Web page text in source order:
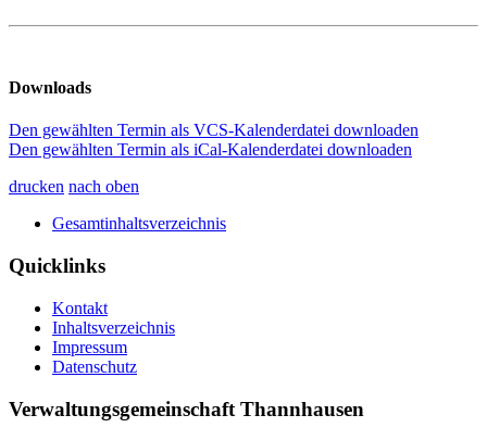
Downloads
Den gewählten Termin als VCS-Kalenderdatei downloaden
Den gewählten Termin als iCal-Kalenderdatei downloaden
drucken nach oben
Gesamtinhaltsverzeichnis
Quicklinks
Kontakt
Inhaltsverzeichnis
Impressum
Datenschutz
Verwaltungsgemeinschaft Thannhausen